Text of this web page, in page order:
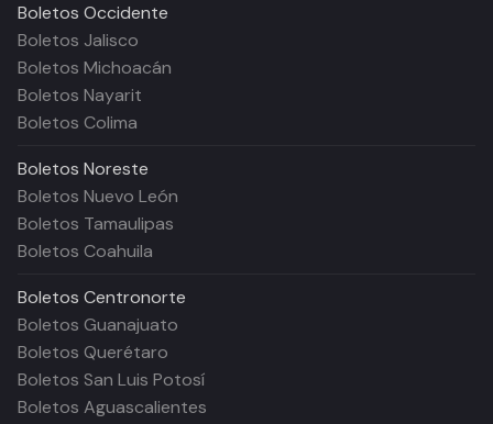
Boletos Occidente
Boletos Jalisco
Boletos Michoacán
Boletos Nayarit
Boletos Colima
Boletos Noreste
Boletos Nuevo León
Boletos Tamaulipas
Boletos Coahuila
Boletos Centronorte
Boletos Guanajuato
Boletos Querétaro
Boletos San Luis Potosí
Boletos Aguascalientes